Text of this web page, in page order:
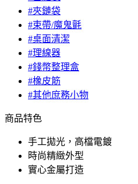
#夾鏈袋
#束帶/魔鬼氈
#桌面清潔
#理線器
#錢幣整理盒
#橡皮筋
#其他庶務小物
商品特色
手工拋光，高檔電鍍
時尚精緻外型
實心金屬打造